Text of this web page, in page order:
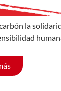
la